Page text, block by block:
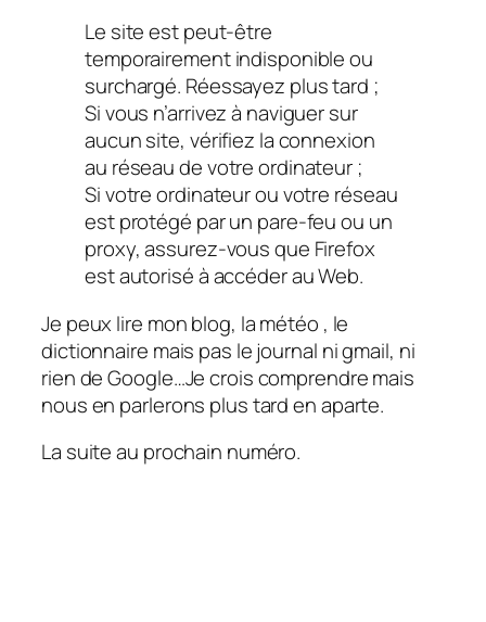
Le site est peut-être
temporairement indisponible ou
surchargé. Réessayez plus tard ;
Si vous n’arrivez à naviguer sur
aucun site, vérifiez la connexion
au réseau de votre ordinateur ;
Si votre ordinateur ou votre réseau
est protégé par un pare-feu ou un
proxy, assurez-vous que Firefox
est autorisé à accéder au Web.
Je peux lire mon blog, la météo , le
dictionnaire mais pas le journal ni gmail, ni
rien de Google…Je crois comprendre mais
nous en parlerons plus tard en aparte.
La suite au prochain numéro.